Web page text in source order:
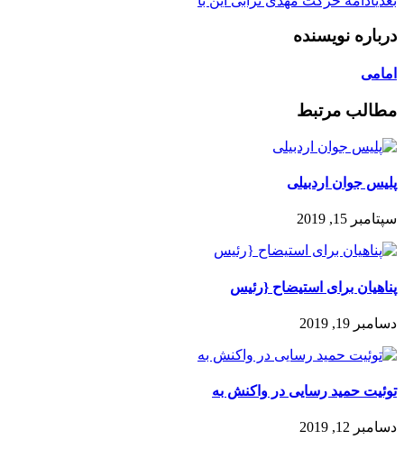
درباره نویسنده
امامی
مطالب مرتبط
پلیس جوان اردبیلی
سپتامبر 15, 2019
پناهیان برای استیضاح {رئیس
دسامبر 19, 2019
توئیت حمید رسایی در واکنش به
دسامبر 12, 2019